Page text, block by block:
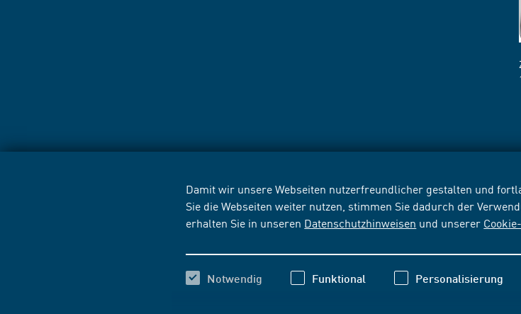
Damit wir unsere Webseiten nutzerfreundlicher gestalten und
Sie die Webseiten weiter nutzen, stimmen Sie dadurch der
erhalten Sie in unseren Datenschutzhinweisen und unserer
Notwendig Funktional Personalisierung